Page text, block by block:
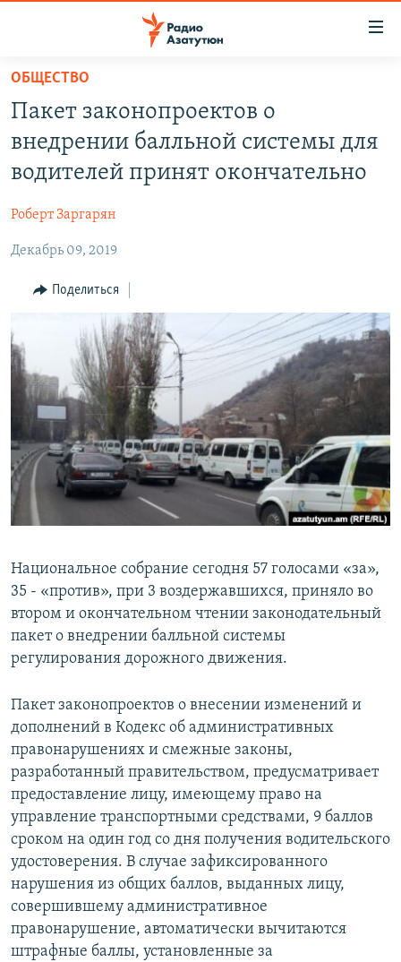
Перейти
основному
содержанию
Перейти
основной
навигации
Перейти
поиску
ПОЛИТИКА
ЭКОНОМИКА
РЕГИОН
НАГОРНЫЙ КАРАБАХ
СПОРТ
АРХИВ
Հայերեն
English
Русский
ОБЩЕСТВО
Пакет законопроектов о
внедрении балльной системы для
водителей принят окончательно
Роберт Заргарян
Декабрь 09, 2019
Поделиться
Национальное собрание сегодня 57 голосами «за»,
35 - «против», при 3 воздержавшихся, приняло во
втором и окончательном чтении законодательный
пакет о внедрении балльной системы
регулирования дорожного движения.
Пакет законопроектов о внесении изменений и
дополнений в Кодекс об административных
правонарушениях и смежные законы,
разработанный правительством, предусматривает
предоставление лицу, имеющему право на
управление транспортными средствами, 9 баллов
сроком на один год со дня получения водительского
удостоверения. В случае зафиксированного
нарушения из общих баллов, выданных лицу,
совершившему административное
правонарушение, автоматически вычитаются
штрафные баллы, установленные за